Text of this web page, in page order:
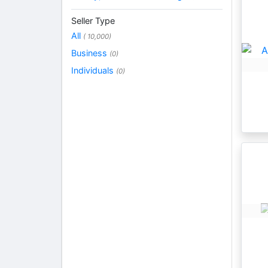
Seller Type
All ( 10,000)
Business (0)
Individuals (0)